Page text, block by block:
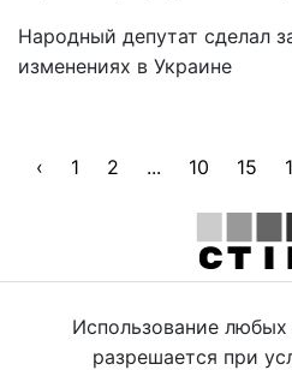
Народный депутат сделал
изменениях в Украине
‹ 1 2 ... 10 15
Использование
разрешается при